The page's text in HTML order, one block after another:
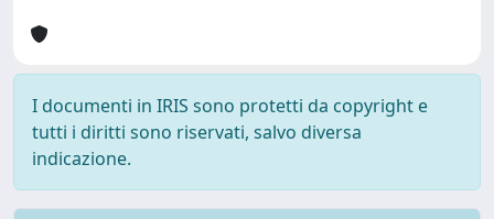
I documenti in IRIS sono protetti da copyright e
tutti i diritti sono riservati, salvo diversa
indicazione.